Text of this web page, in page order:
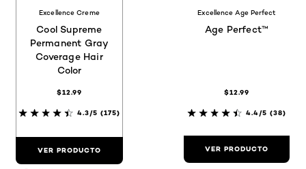
Excellence Creme
Cool Supreme
Permanent Gray
Coverage Hair
Color
$12.99
4.3/5 (175)
VER PRODUCTO
Excellence Age Perfect
Age Perfect™
$12.99
4.4/5 (38)
VER PRODUCTO